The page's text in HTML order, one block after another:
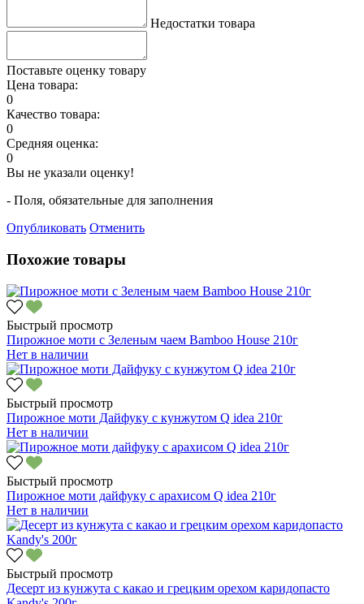
Недостатки товара
Поставьте оценку товару
Цена товара:
0
Качество товара:
0
Средняя оценка:
0
Вы не указали оценку!
- Поля, обязательные для заполнения
Опубликовать Отменить
Похожие товары
Быстрый просмотр
Пирожное моти с Зеленым чаем Bamboo House 210г
Нет в наличии
Быстрый просмотр
Пирожное моти Дайфуку с кунжутом Q idea 210г
Нет в наличии
Быстрый просмотр
Пирожное моти дайфуку с арахисом Q idea 210г
Нет в наличии
Быстрый просмотр
Десерт из кунжута с какао и грецким орехом каридопасто